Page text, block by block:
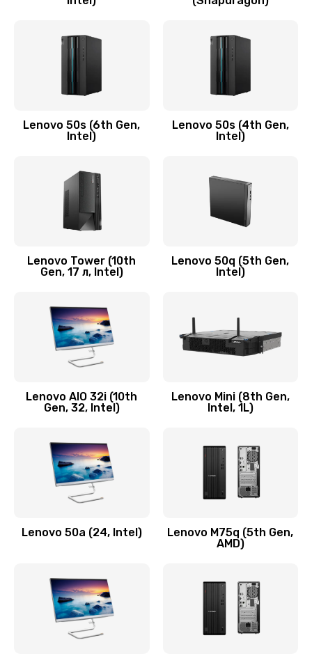
Замена модуля HDMI
590 руб.
Замена задней крышки устройства
Замена микросхемы (звук, контроллер,
процессор)
Замена кнопки включения/выключения
Заказать
600 руб.
Чистка от пыли или влаги
Lenovo 50s (6th Gen,
Intel)
Lenovo 50s (4th Gen,
Intel)
Lenovo Tower (10th
Gen, 17 л, Intel)
Lenovo 50q (5th Gen,
Intel)
Lenovo AIO 32i (10th
Gen, 32, Intel)
Lenovo Mini (8th Gen,
Intel, 1L)
Lenovo 50a (24, Intel)
Lenovo M75q (5th Gen,
AMD)